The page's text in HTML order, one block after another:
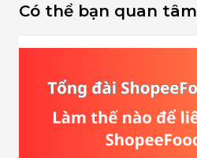
Có thể bạn quan tâm